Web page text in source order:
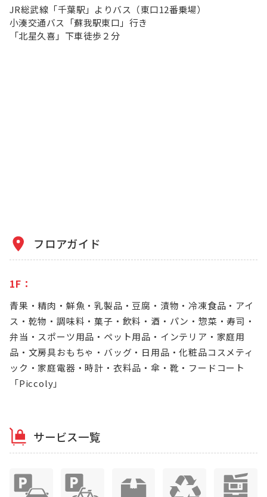
JR総武線「千葉駅」よりバス（東口12番乗場）
小湊交通バス「蘇我駅東口」行き
「北星久喜」下車徒歩２分
フロアガイド
1F：
青果・精肉・鮮魚・乳製品・豆腐・漬物・冷凍食品・アイ
ス・乾物・調味料・菓子・飲料・酒・パン・惣菜・寿司・
弁当・スポーツ用品・ペット用品・インテリア・家庭用
品・文房具おもちゃ・バッグ・日用品・化粧品コスメティ
ック・家庭電器・時計・衣料品・傘・靴・フードコート
「Piccoly」
サービス一覧